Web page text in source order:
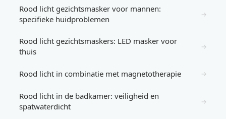
Rood licht gezichtsmasker voor mannen:
specifieke huidproblemen
→
Rood licht gezichtsmaskers: LED masker voor
thuis
→
Rood licht in combinatie met magnetotherapie →
Rood licht in de badkamer: veiligheid en
spatwaterdicht
→